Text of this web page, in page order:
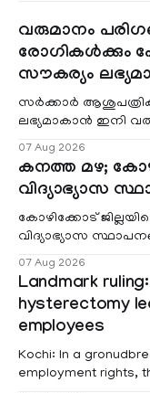
വരുമാനം
രോഗികൾക്കും
സൗകര്യം
സർക്കാർ
ലഭ്യമാകാൻ ഇനി
07 Aug 2026
കനത്ത മഴ;
വിദ്യാഭ്യാസ
കോഴിക്കോട്
വിദ്യാഭ്യാസ
07 Aug 2026
Landmark
hysterectomy
employees
Kochi: In a
employment rights,